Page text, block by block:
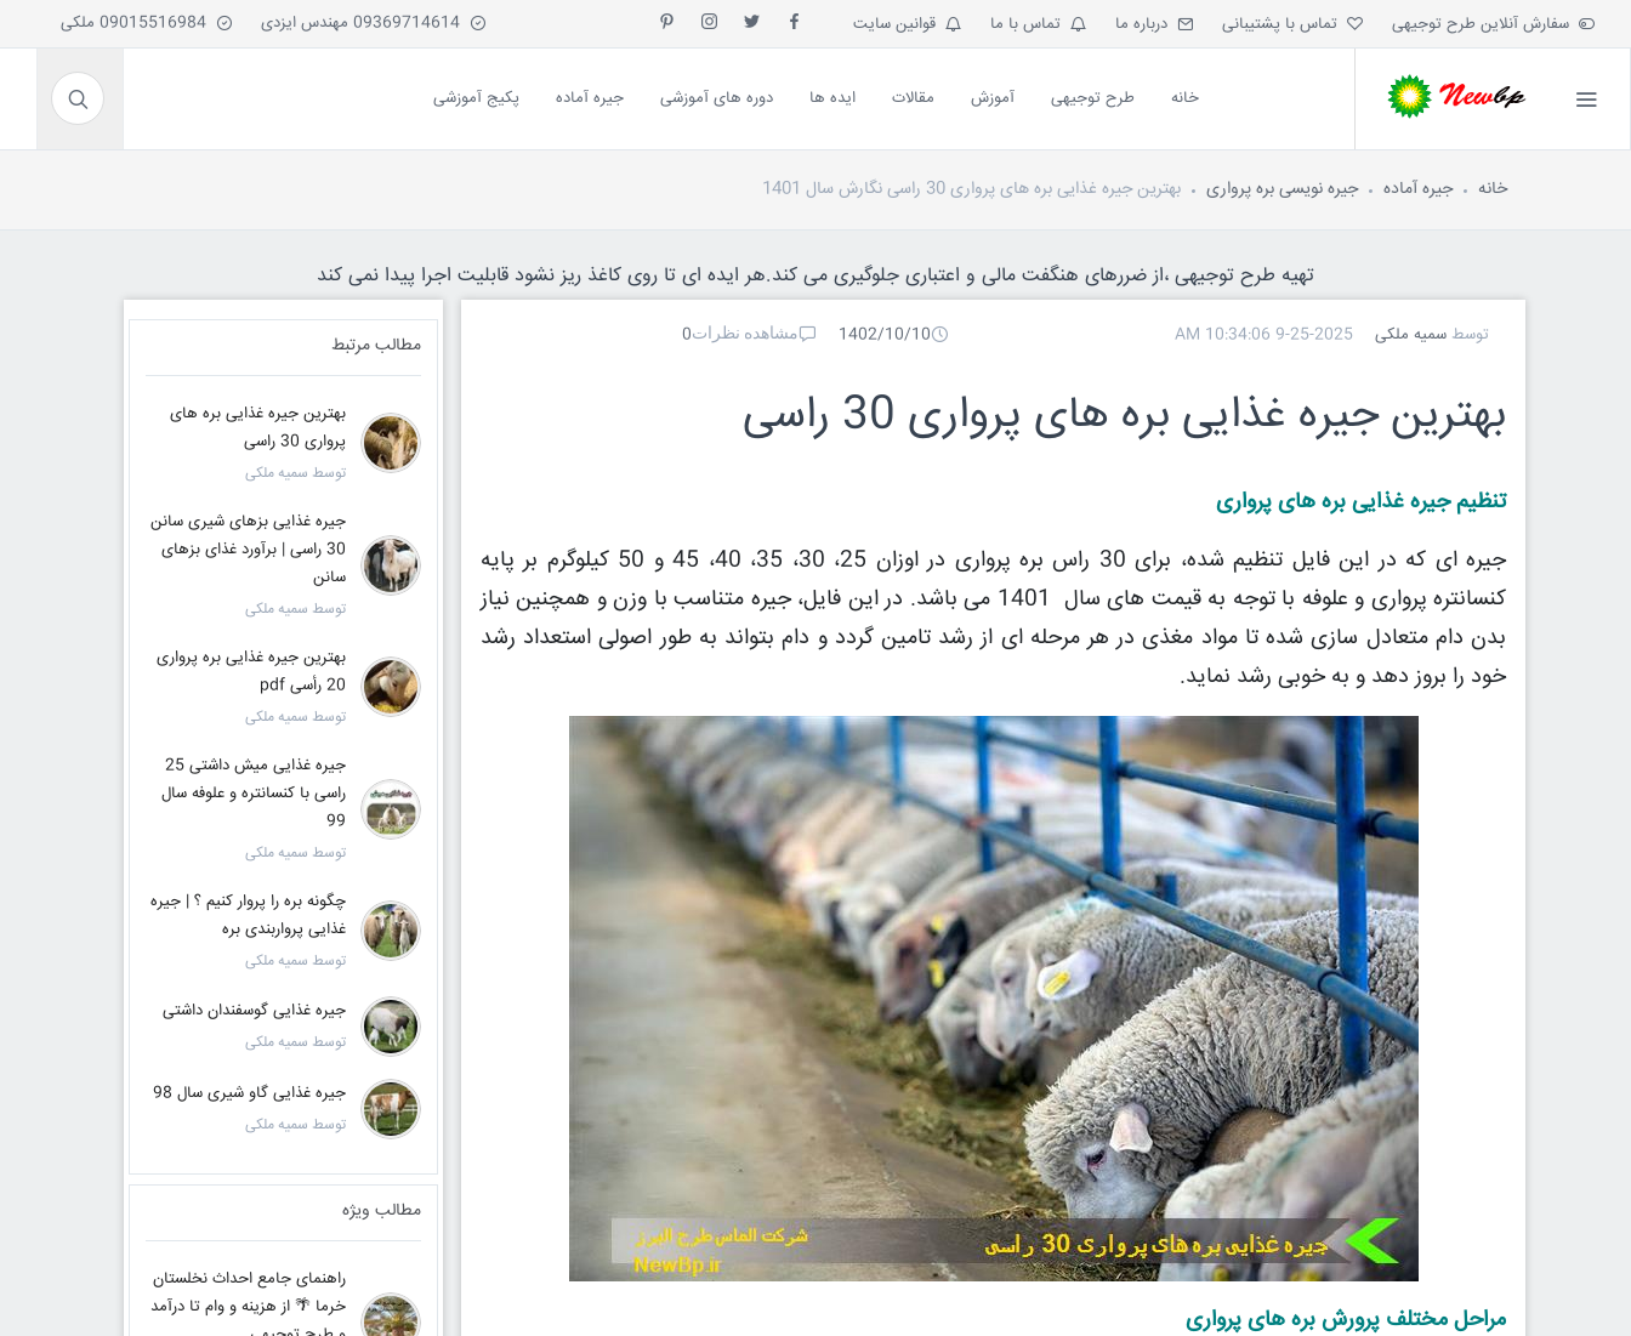
سفارش آنلاین طرح توجیهی تماس با پشتیبانی درباره ما تماس با ما قوانین سایت
خانه طرح توجیهی آموزش مقالات ایده ها دوره های آموزشی جیره آماده پکیج آموزشی
خانه جیره آماده جیره نویسی بره پرواری بهترین جیره غذایی بره های پرواری 30 راسی نگارش سال 1401
تهیه طرح توجیهی ،از ضررهای هنگفت مالی و اعتباری جلوگیری می کند.هر ایده ای تا روی کاغذ ریز نشود قابلیت اجرا پیدا نمی کند
توسط سمیه ملکی 9-25-2025 10:34:06 AM
1402/10/10 مشاهده نظرات0
بهترین جیره غذایی بره های پرواری 30 راسی
تنظیم جیره غذایی بره های پرواری
جیره ای که در این فایل تنظیم شده، برای 30 راس بره پرواری در اوزان 25، 30، 35، 40، 45 و 50 کیلوگرم بر پایه
کنسانتره پرواری و علوفه با توجه به قیمت های سال 1401 می باشد. در این فایل، جیره متناسب با وزن و همچنین نیاز
بدن دام متعادل سازی شده تا مواد مغذی در هر مرحله ای از رشد تامین گردد و دام بتواند به طور اصولی استعداد رشد
خود را بروز دهد و به خوبی رشد نماید.
مراحل مختلف پرورش بره های پرواری
مطالب مرتبط
بهترین جیره غذایی بره های
پرواری 30 راسی
توسط سمیه ملکی
جیره غذایی بزهای شیری سانن
30 راسی | برآورد غذای بزهای
سانن
توسط سمیه ملکی
بهترین جیره غذایی بره پرواری
20 رأسی pdf
توسط سمیه ملکی
جیره غذایی میش داشتی 25
راسی با کنسانتره و علوفه سال
99
توسط سمیه ملکی
چگونه بره را پروار کنیم ؟ | جیره
غذایی پرواربندی بره
توسط سمیه ملکی
جیره غذایی گوسفندان داشتی
توسط سمیه ملکی
جیره غذایی گاو شیری سال 98
توسط سمیه ملکی
مطالب ویژه
راهنمای جامع احداث نخلستان
خرما 🌴 از هزینه و وام تا درآمد